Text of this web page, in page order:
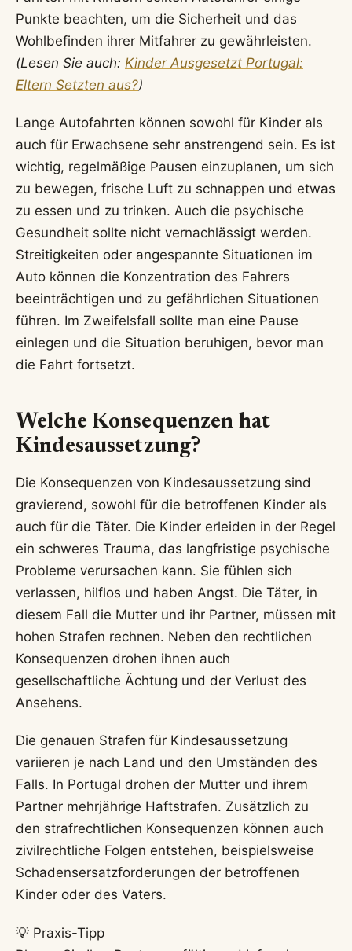
Punkte beachten, um die Sicherheit und das
Wohlbefinden ihrer Mitfahrer zu gewährleisten.
(Lesen Sie auch: Kinder Ausgesetzt Portugal:
Eltern Setzten aus?)
Lange Autofahrten können sowohl für Kinder als
auch für Erwachsene sehr anstrengend sein. Es ist
wichtig, regelmäßige Pausen einzuplanen, um sich
zu bewegen, frische Luft zu schnappen und etwas
zu essen und zu trinken. Auch die psychische
Gesundheit sollte nicht vernachlässigt werden.
Streitigkeiten oder angespannte Situationen im
Auto können die Konzentration des Fahrers
beeinträchtigen und zu gefährlichen Situationen
führen. Im Zweifelsfall sollte man eine Pause
einlegen und die Situation beruhigen, bevor man
die Fahrt fortsetzt.
Welche Konsequenzen hat
Kindesaussetzung?
Die Konsequenzen von Kindesaussetzung sind
gravierend, sowohl für die betroffenen Kinder als
auch für die Täter. Die Kinder erleiden in der Regel
ein schweres Trauma, das langfristige psychische
Probleme verursachen kann. Sie fühlen sich
verlassen, hilflos und haben Angst. Die Täter, in
diesem Fall die Mutter und ihr Partner, müssen mit
hohen Strafen rechnen. Neben den rechtlichen
Konsequenzen drohen ihnen auch
gesellschaftliche Ächtung und der Verlust des
Ansehens.
Die genauen Strafen für Kindesaussetzung
variieren je nach Land und den Umständen des
Falls. In Portugal drohen der Mutter und ihrem
Partner mehrjährige Haftstrafen. Zusätzlich zu
den strafrechtlichen Konsequenzen können auch
zivilrechtliche Folgen entstehen, beispielsweise
Schadensersatzforderungen der betroffenen
Kinder oder des Vaters.
💡 Praxis-Tipp